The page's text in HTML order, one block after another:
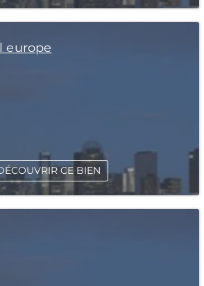
europe
CE BIEN